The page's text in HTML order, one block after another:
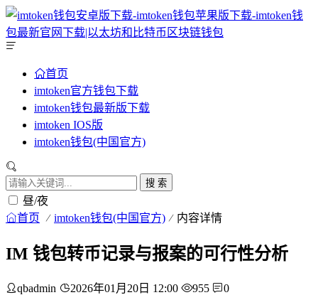
首页
imtoken官方钱包下载
imtoken钱包最新版下载
imtoken IOS版
imtoken钱包(中国官方)
搜 索
昼/夜
首页 imtoken钱包(中国官方) 内容详情
IM 钱包转币记录与报案的可行性分析
qbadmin 2026年01月20日 12:00 955 0